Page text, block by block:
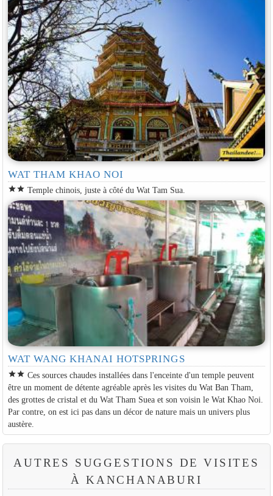
WAT THAM KHAO NOI
starstar Temple chinois, juste à côté du Wat Tam Sua.
WAT WANG KHANAI HOTSPRINGS
starstar Ces sources chaudes installées dans l'enceinte d'un temple peuvent
être un moment de détente agréable après les visites du Wat Ban Tham,
des grottes de cristal et du Wat Tham Suea et son voisin le Wat Khao Noi.
Par contre, on est ici pas dans un décor de nature mais un univers plus
austère.
AUTRES SUGGESTIONS DE VISITES
À KANCHANABURI